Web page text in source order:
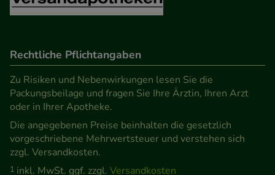
auch auf Ihre Bedürfnisse zugeschrittene Inhalte
Statistik & Tracking:Hierüber lassen sich
Informationen über die Art und Weise der Nutzung
unserer Website sammeln, mit deren Hilfe wir
unsere Website weiter für Sie optimieren können,
den Inhalt auf unserer Website aber auch die
Werbung auf Drittseiten möglichst relevant für Sie
Rechtliche Pflichtangaben
Zu Risiken und Nebenwirkungen lesen Sie die
Packungsbeilage und fragen Sie Ihre Ärztin, Ihren Arzt
oder in Ihrer Apotheke.
Die angegebenen Preise beinhalten die gesetzlich
vorgeschriebene Mehrwertsteuer und verstehen sich
zzgl. Versandkosten.
1 inkl. MwSt. ggf. zzgl. Versandkosten